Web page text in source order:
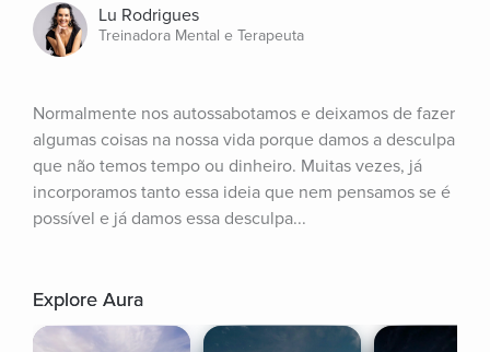
Lu Rodrigues
Treinadora Mental e Terapeuta
Normalmente nos autossabotamos e deixamos de fazer
algumas coisas na nossa vida porque damos a desculpa
que não temos tempo ou dinheiro. Muitas vezes, já
incorporamos tanto essa ideia que nem pensamos se é
possível e já damos essa desculpa...
Explore Aura